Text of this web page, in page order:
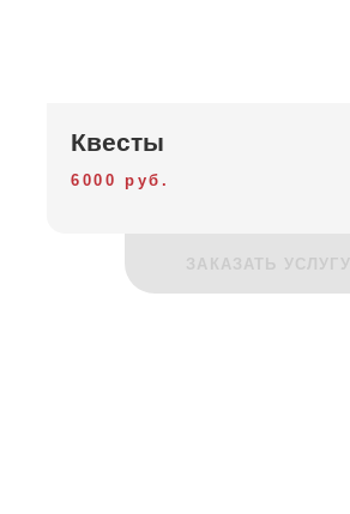
Квесты
6000 руб.
ЗАКАЗАТЬ УСЛУГУ